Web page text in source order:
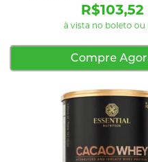
R$103,52
à vista no boleto ou
Compre
Adicionar aos favoritos